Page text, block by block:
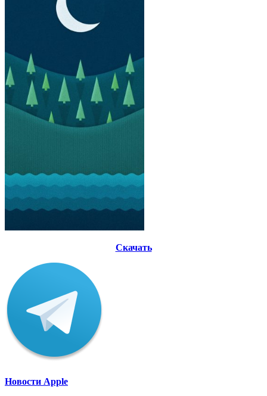
Скачать
Новости Apple